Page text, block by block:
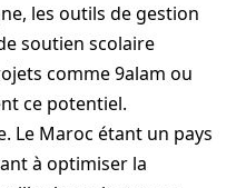
les outils de gestion
soutien scolaire
comme 9alam ou
ce potentiel.
Le Maroc étant un pays
à optimiser la